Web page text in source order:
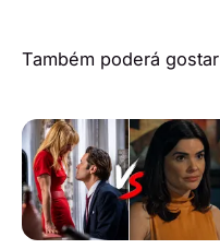
Também poderá gostar